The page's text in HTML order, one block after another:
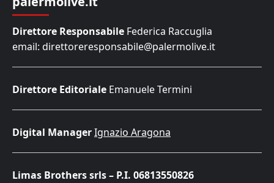
Direttore Responsabile Federica Raccuglia
email: direttoreresponsabile@palermolive.it
Direttore Editoriale Emanuele Termini
Digital ManagerIgnazio Aragona
Limas Brothers srls – P.I. 06813550826